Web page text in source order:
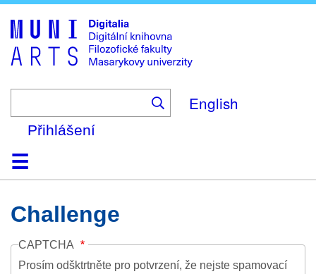
to
main
content
English
Přihlášení
DomůKolekce
Prohlížení
Vyhledávání
O platformě
Nápověda
KontaktDigitalia
Challenge
CAPTCHA
Prosím odšktrtněte pro potvrzení, že nejste spamovací